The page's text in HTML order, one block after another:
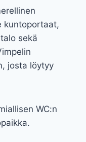
kuntoportaat,
sekä
josta löytyy
WC:n